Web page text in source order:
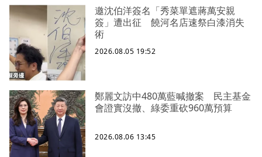
邀沈伯洋簽名「秀菜單遮蔣萬安親
簽」遭出征 饒河名店速祭白漆消失
術
2026.08.05 19:52
鄭麗文訪中480萬藍喊撤案 民主基金
會證實沒撤、綠委重砍960萬預算
2026.08.06 13:45